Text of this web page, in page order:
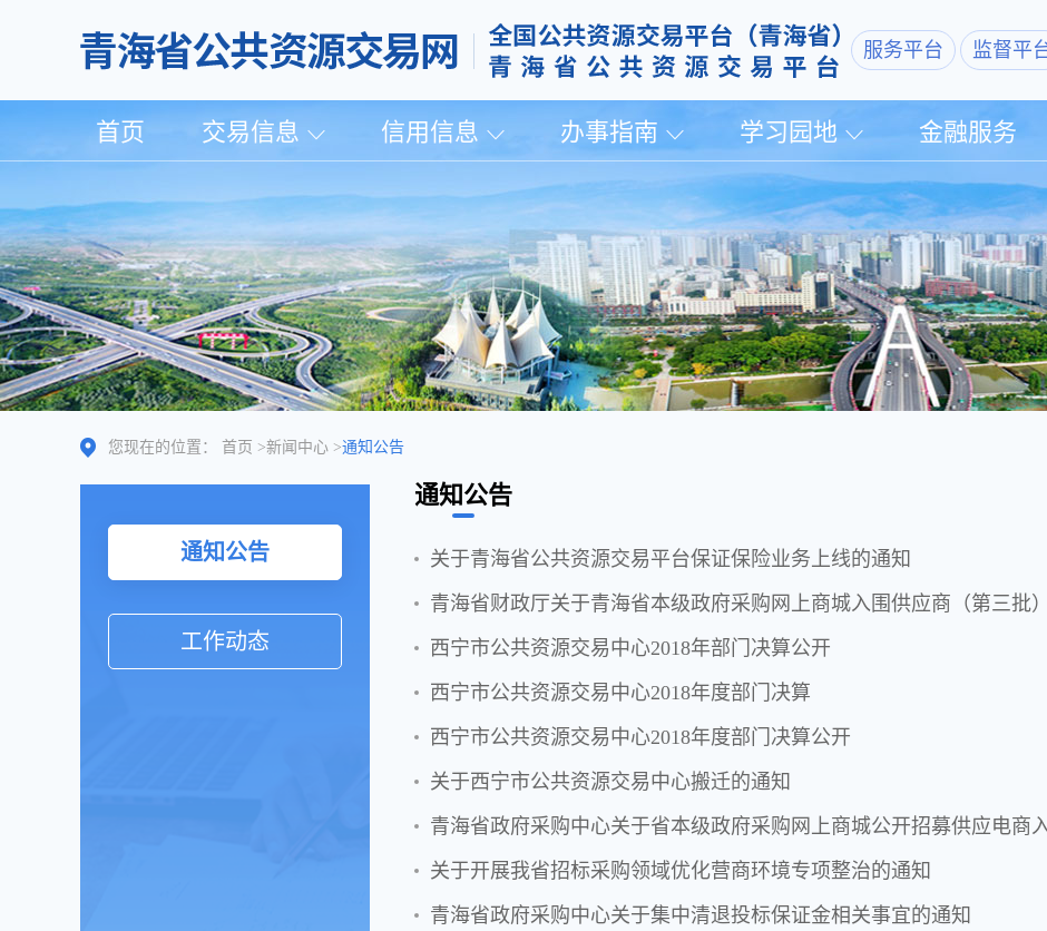
服务平台 监督平
首页 交易信息 信用信息 办事指南 学习园地 金融服务
您现在的位置： 首页 >新闻中心 >通知公告
通知公告
工作动态
通知公告
关于青海省公共资源交易平台保证保险业务上线的通知
青海省财政厅关于青海省本级政府采购网上商城入围供应商（第三批
西宁市公共资源交易中心2018年部门决算公开
西宁市公共资源交易中心2018年度部门决算
西宁市公共资源交易中心2018年度部门决算公开
关于西宁市公共资源交易中心搬迁的通知
青海省政府采购中心关于省本级政府采购网上商城公开招募供应电商
关于开展我省招标采购领域优化营商环境专项整治的通知
青海省政府采购中心关于集中清退投标保证金相关事宜的通知